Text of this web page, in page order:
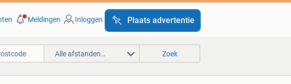
Meldingen Inloggen Plaats advertentie
Alle afstanden… Zoek